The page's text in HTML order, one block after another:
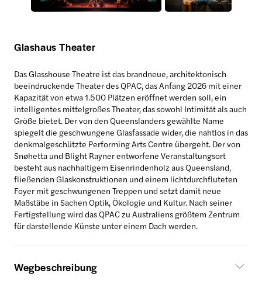
Glashaus Theater
Das Glasshouse Theatre ist das brandneue, architektonisch
beeindruckende Theater des QPAC, das Anfang 2026 mit einer
Kapazität von etwa 1.500 Plätzen eröffnet werden soll, ein
intelligentes mittelgroßes Theater, das sowohl Intimität als auch
Größe bietet. Der von den Queenslanders gewählte Name
spiegelt die geschwungene Glasfassade wider, die nahtlos in das
denkmalgeschützte Performing Arts Centre übergeht. Der von
Snøhetta und Blight Rayner entworfene Veranstaltungsort
besteht aus nachhaltigem Eisenrindenholz aus Queensland,
fließenden Glaskonstruktionen und einem lichtdurchfluteten
Foyer mit geschwungenen Treppen und setzt damit neue
Maßstäbe in Sachen Optik, Ökologie und Kultur. Nach seiner
Fertigstellung wird das QPAC zu Australiens größtem Zentrum
für darstellende Künste unter einem Dach werden.
Wegbeschreibung